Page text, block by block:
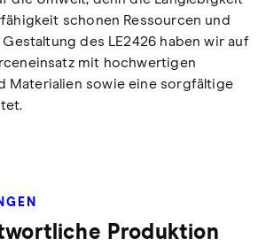
schonen Ressourcen und
Gestaltung des LE2426 haben wir auf
mit hochwertigen
Materialien sowie eine sorgfältige
Produktion